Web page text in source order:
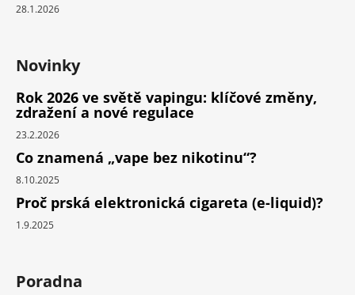
28.1.2026
Novinky
Rok 2026 ve světě vapingu: klíčové změny,
zdražení a nové regulace
23.2.2026
Co znamená „vape bez nikotinu“?
8.10.2025
Proč prská elektronická cigareta (e-liquid)?
1.9.2025
Poradna